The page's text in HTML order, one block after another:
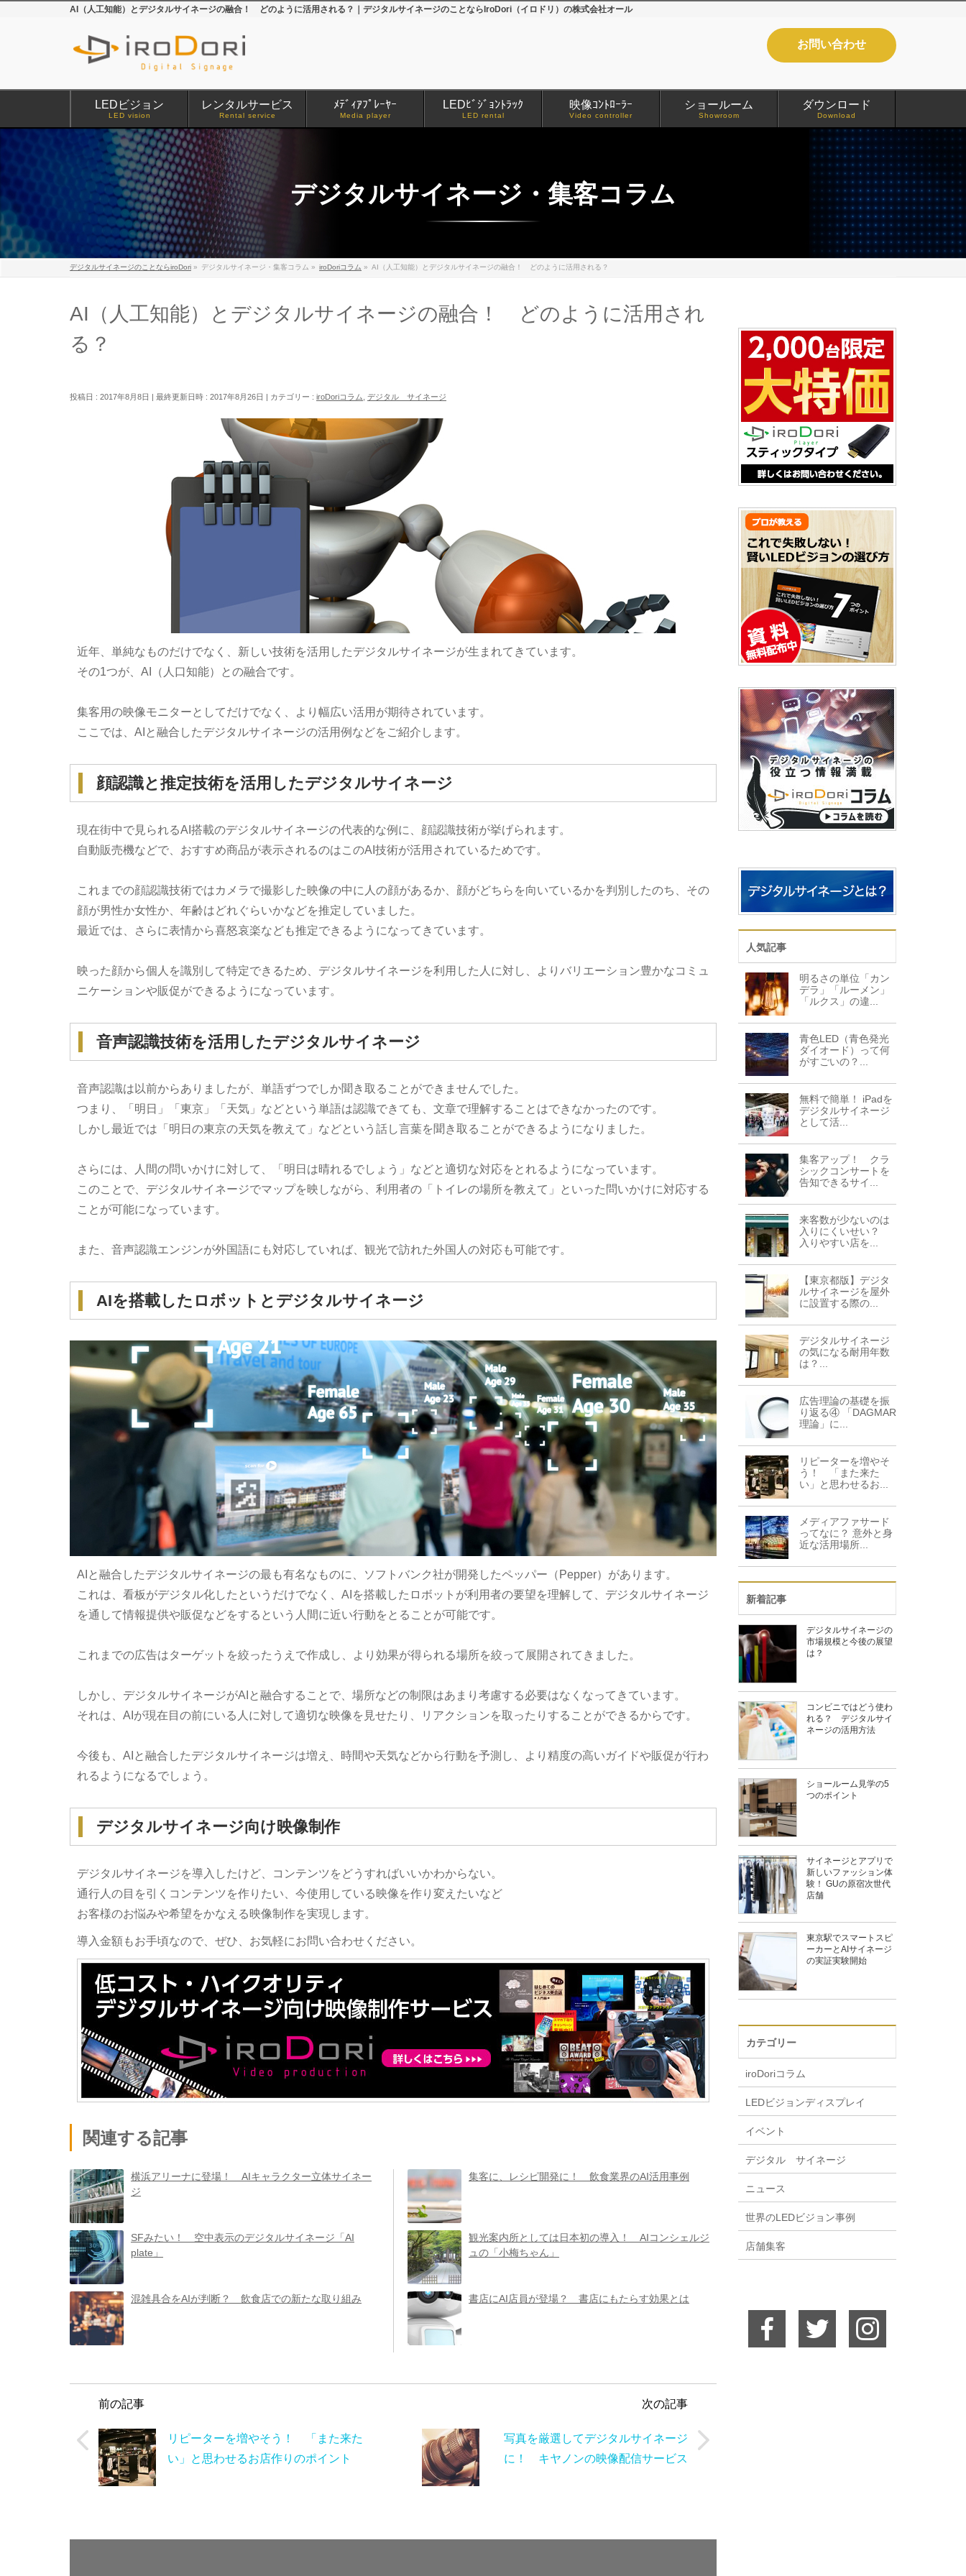
AI（人工知能）とデジタルサイネージの融合！ どのように活用される？｜デジタルサイネージのことならIroDori（イロドリ）の株式会社オール
お問い合わせ
LEDビジョン
LED vision
レンタルサービス
Rental service
ﾒﾃﾞｨｱﾌﾟﾚｰﾔｰ
Media player
LEDﾋﾞｼﾞｮﾝﾄﾗｯｸ
LED rental
映像ｺﾝﾄﾛｰﾗｰ
Video controller
ショールーム
Showroom
ダウンロード
Download
デジタルサイネージ・集客コラム
デジタルサイネージのことならiroDori » デジタルサイネージ・集客コラム » iroDoriコラム » AI（人工知能）とデジタルサイネージの融合！ どのように活用される？
AI（人工知能）とデジタルサイネージの融合！ どのように活用され
る？
投稿日 : 2017年8月8日 最終更新日時 : 2017年8月26日 カテゴリー : iroDoriコラム デジタル サイネージ
近年、単純なものだけでなく、新しい技術を活用したデジタルサイネージが生まれてきています。
その1つが、AI（人口知能）との融合です。
集客用の映像モニターとしてだけでなく、より幅広い活用が期待されています。
ここでは、AIと融合したデジタルサイネージの活用例などをご紹介します。
顔認識と推定技術を活用したデジタルサイネージ
現在街中で見られるAI搭載のデジタルサイネージの代表的な例に、顔認識技術が挙げられます。
自動販売機などで、おすすめ商品が表示されるのはこのAI技術が活用されているためです。
これまでの顔認識技術ではカメラで撮影した映像の中に人の顔があるか、顔がどちらを向いているかを判別したのち、その
顔が男性か女性か、年齢はどれぐらいかなどを推定していました。
最近では、さらに表情から喜怒哀楽なども推定できるようになってきています。
映った顔から個人を識別して特定できるため、デジタルサイネージを利用した人に対し、よりバリエーション豊かなコミュ
ニケーションや販促ができるようになっています。
音声認識技術を活用したデジタルサイネージ
音声認識は以前からありましたが、単語ずつでしか聞き取ることができませんでした。
つまり、「明日」「東京」「天気」などという単語は認識できても、文章で理解することはできなかったのです。
しかし最近では「明日の東京の天気を教えて」などという話し言葉を聞き取ることができるようになりました。
さらには、人間の問いかけに対して、「明日は晴れるでしょう」などと適切な対応をとれるようになっています。
このことで、デジタルサイネージでマップを映しながら、利用者の「トイレの場所を教えて」といった問いかけに対応する
ことが可能になっています。
また、音声認識エンジンが外国語にも対応していれば、観光で訪れた外国人の対応も可能です。
AIを搭載したロボットとデジタルサイネージ
AIと融合したデジタルサイネージの最も有名なものに、ソフトバンク社が開発したペッパー（Pepper）があります。
これは、看板がデジタル化したというだけでなく、AIを搭載したロボットが利用者の要望を理解して、デジタルサイネージ
を通して情報提供や販促などをするという人間に近い行動をとることが可能です。
これまでの広告はターゲットを絞ったうえで作成し、より効果が得られる場所を絞って展開されてきました。
しかし、デジタルサイネージがAIと融合することで、場所などの制限はあまり考慮する必要はなくなってきています。
それは、AIが現在目の前にいる人に対して適切な映像を見せたり、リアクションを取ったりすることができるからです。
今後も、AIと融合したデジタルサイネージは増え、時間や天気などから行動を予測し、より精度の高いガイドや販促が行わ
れるようになるでしょう。
デジタルサイネージ向け映像制作
デジタルサイネージを導入したけど、コンテンツをどうすればいいかわからない。
通行人の目を引くコンテンツを作りたい、今使用している映像を作り変えたいなど
お客様のお悩みや希望をかなえる映像制作を実現します。
導入金額もお手頃なので、ぜひ、お気軽にお問い合わせください。
関連する記事
横浜アリーナに登場！ AIキャラクター立体サイネー
ジ
SFみたい！ 空中表示のデジタルサイネージ「AI
plate」
混雑具合をAIが判断？ 飲食店での新たな取り組み
集客に、レシピ開発に！ 飲食業界のAI活用事例
観光案内所としては日本初の導入！ AIコンシェルジ
ュの「小梅ちゃん」
書店にAI店員が登場？ 書店にもたらす効果とは
前の記事
リピーターを増やそう！ 「また来た
い」と思わせるお店作りのポイント
次の記事
写真を厳選してデジタルサイネージ
に！ キヤノンの映像配信サービス
人気記事
明るさの単位「カン
デラ」「ルーメン」
「ルクス」の違...
青色LED（青色発光
ダイオード）って何
がすごいの？...
無料で簡単！ iPadを
デジタルサイネージ
として活...
集客アップ！ クラ
シックコンサートを
告知できるサイ...
来客数が少ないのは
入りにくいせい？
入りやすい店を...
【東京都版】デジタ
ルサイネージを屋外
に設置する際の...
デジタルサイネージ
の気になる耐用年数
は？...
広告理論の基礎を振
り返る④ 「DAGMAR
理論」に...
リピーターを増やそ
う！ 「また来た
い」と思わせるお...
メディアファサード
ってなに？ 意外と身
近な活用場所...
新着記事
デジタルサイネージの
市場規模と今後の展望
は？
コンビニではどう使わ
れる？ デジタルサイ
ネージの活用方法
ショールーム見学の5
つのポイント
サイネージとアプリで
新しいファッション体
験！ GUの原宿次世代
店舗
東京駅でスマートスピ
ーカーとAIサイネージ
の実証実験開始
カテゴリー
iroDoriコラム
LEDビジョンディスプレイ
イベント
デジタル サイネージ
ニュース
世界のLEDビジョン事例
店舗集客